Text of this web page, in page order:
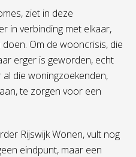
ziet in deze
in verbinding met elkaar,
Om de wooncrisis, die
erger is geworden, echt
die woningzoekenden,
te zorgen voor een
Rijswijk Wonen, vult nog
eindpunt, maar een